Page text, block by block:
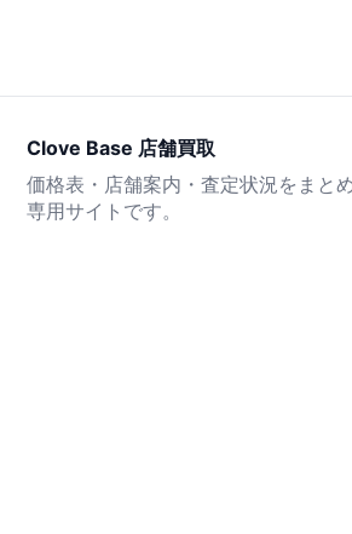
Clove Base 店舗買取
価格表・店舗案内・査定状況をまと
専用サイトです。